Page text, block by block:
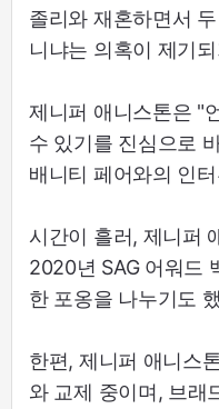
졸리와 재혼하면서
니냐는 의혹이 제기
제니퍼 애니스톤은 "
수 있기를 진심으로
배니티 페어와의 인
시간이 흘러, 제니퍼
2020년 SAG 어워드
한 포옹을 나누기도
한편, 제니퍼 애니스
와 교제 중이며, 브래